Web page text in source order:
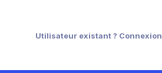
Utilisateur existant ? Connexion